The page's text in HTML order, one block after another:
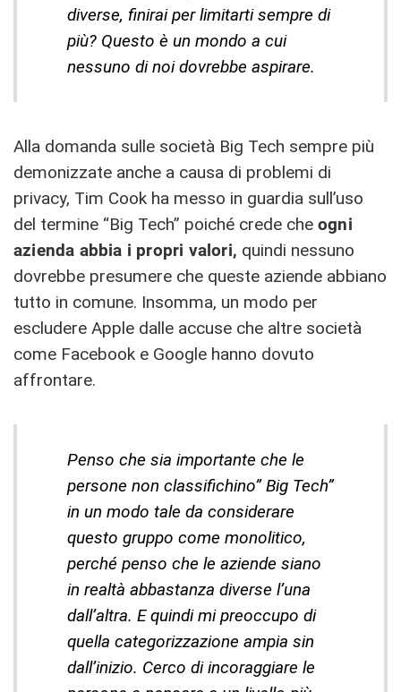
diverse, finirai per limitarti sempre di
più? Questo è un mondo a cui
nessuno di noi dovrebbe aspirare.
Alla domanda sulle società Big Tech sempre più
demonizzate anche a causa di problemi di
privacy, Tim Cook ha messo in guardia sull’uso
del termine “Big Tech” poiché crede che ogni
azienda abbia i propri valori, quindi nessuno
dovrebbe presumere che queste aziende abbiano
tutto in comune. Insomma, un modo per
escludere Apple dalle accuse che altre società
come Facebook e Google hanno dovuto
affrontare.
Penso che sia importante che le
persone non classifichino” Big Tech”
in un modo tale da considerare
questo gruppo come monolitico,
perché penso che le aziende siano
in realtà abbastanza diverse l’una
dall’altra. E quindi mi preoccupo di
quella categorizzazione ampia sin
dall’inizio. Cerco di incoraggiare le